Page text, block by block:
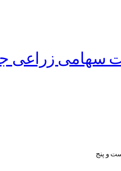
سهامی زراعی
و پنج